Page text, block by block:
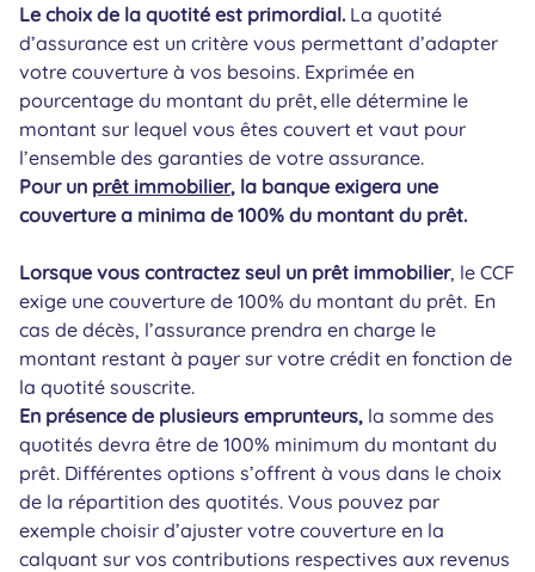
Le choix de la quotité est primordial. La quotité
d’assurance est un critère vous permettant d’adapter
votre couverture à vos besoins. Exprimée en
pourcentage du montant du prêt, elle détermine le
montant sur lequel vous êtes couvert et vaut pour
l’ensemble des garanties de votre assurance.
Pour un prêt immobilier, la banque exigera une
couverture a minima de 100% du montant du prêt.
Lorsque vous contractez seul un prêt immobilier, le CCF
exige une couverture de 100% du montant du prêt. En
cas de décès, l’assurance prendra en charge le
montant restant à payer sur votre crédit en fonction de
la quotité souscrite.
En présence de plusieurs emprunteurs, la somme des
quotités devra être de 100% minimum du montant du
prêt. Différentes options s’offrent à vous dans le choix
de la répartition des quotités. Vous pouvez par
exemple choisir d’ajuster votre couverture en la
calquant sur vos contributions respectives aux revenus